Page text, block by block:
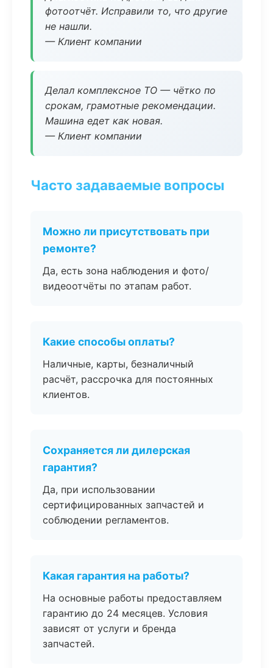
фотоотчёт. Исправили то, что другие
не нашли.
— Клиент компании
Делал комплексное ТО — чётко по
срокам, грамотные рекомендации.
Машина едет как новая.
— Клиент компании
Часто задаваемые вопросы
Можно ли присутствовать при
ремонте?
Да, есть зона наблюдения и фото/
видеоотчёты по этапам работ.
Какие способы оплаты?
Наличные, карты, безналичный
расчёт, рассрочка для постоянных
клиентов.
Сохраняется ли дилерская
гарантия?
Да, при использовании
сертифицированных запчастей и
соблюдении регламентов.
Какая гарантия на работы?
На основные работы предоставляем
гарантию до 24 месяцев. Условия
зависят от услуги и бренда
запчастей.